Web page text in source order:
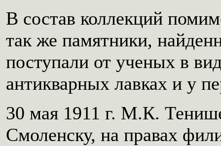
В состав коллекций
так же памятники,
поступали от ученых в
антикварных лавках и у
30 мая 1911 г. М.К.
Смоленску, на правах